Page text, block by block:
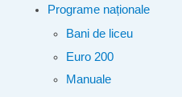
Programe naționale
Bani de liceu
Euro 200
Manuale